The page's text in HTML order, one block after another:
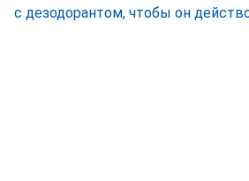
с дезодорантом, чтобы он